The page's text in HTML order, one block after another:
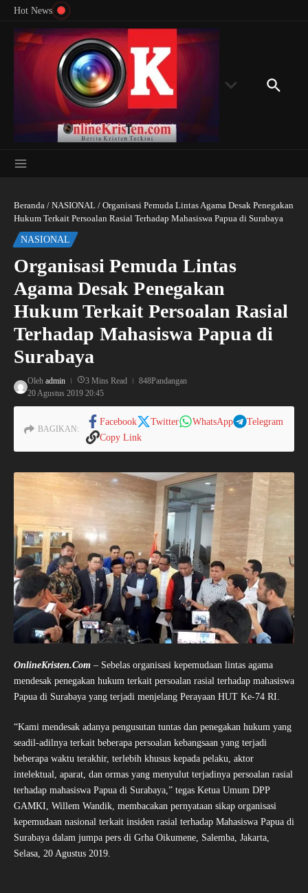
Lewati ke konten
Hot News
Beranda / NASIONAL / Organisasi Pemuda Lintas Agama Desak Penegakan
Hukum Terkait Persoalan Rasial Terhadap Mahasiswa Papua di Surabaya
NASIONAL
Organisasi Pemuda Lintas
Agama Desak Penegakan
Hukum Terkait Persoalan Rasial
Terhadap Mahasiswa Papua di
Surabaya
Oleh admin 3 Mins Read
848Pandangan
20 Agustus 2019 20:45
BAGIKAN:
Facebook Twitter WhatsApp
Telegram
Copy Link
OnlineKristen.Com – Sebelas organisasi kepemudaan lintas agama
mendesak penegakan hukum terkait persoalan rasial terhadap mahasiswa
Papua di Surabaya yang terjadi menjelang Perayaan HUT Ke-74 RI.
“Kami mendesak adanya pengusutan tuntas dan penegakan hukum yang
seadil-adilnya terkait beberapa persoalan kebangsaan yang terjadi
beberapa waktu terakhir, terlebih khusus kepada pelaku, aktor
intelektual, aparat, dan ormas yang menyulut terjadinya persoalan rasial
terhadap mahasiswa Papua di Surabaya,” tegas Ketua Umum DPP
GAMKI, Willem Wandik, membacakan pernyataan sikap organisasi
kepemudaan nasional terkait insiden rasial terhadap Mahasiswa Papua di
Surabaya dalam jumpa pers di Grha Oikumene, Salemba, Jakarta,
Selasa, 20 Agustus 2019.